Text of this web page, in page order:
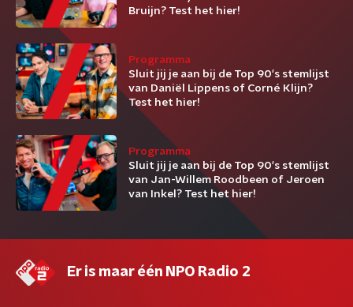
Bruijn? Test het hier!
Programma
Sluit jij je aan bij de Top 90's stemlijst
van Daniël Lippens of Corné Klijn?
Test het hier!
Programma
Sluit jij je aan bij de Top 90's stemlijst
van Jan-Willem Roodbeen of Jeroen
van Inkel? Test het hier!
Er is maar één NPO Radio 2